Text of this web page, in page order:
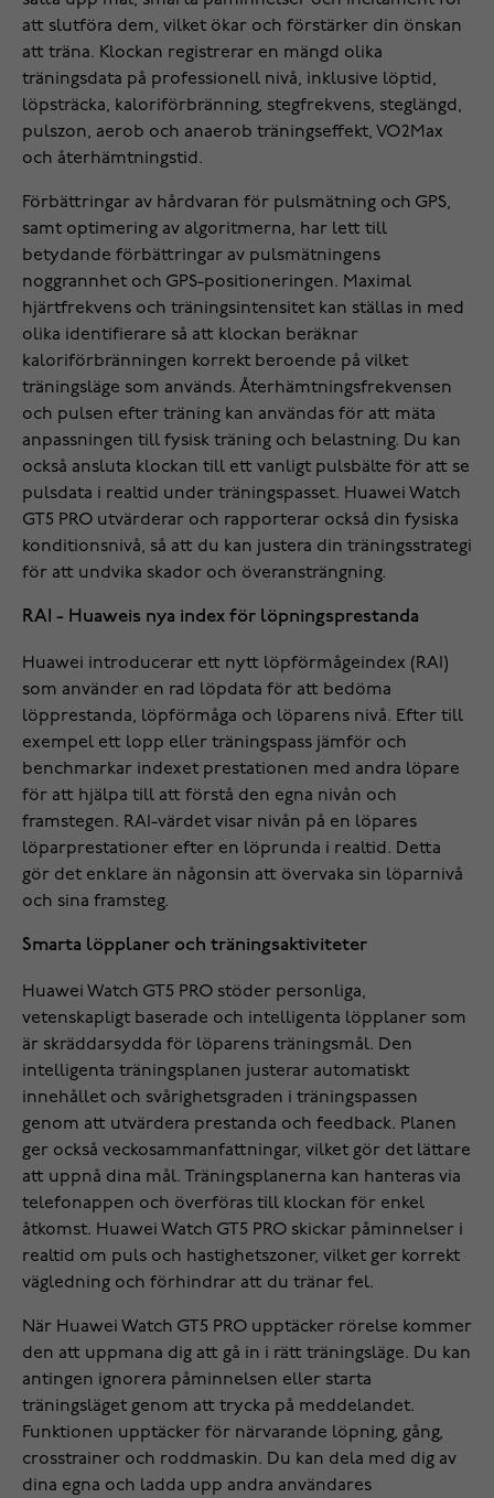
att slutföra dem, vilket ökar och förstärker din önskan
att träna. Klockan registrerar en mängd olika
träningsdata på professionell nivå, inklusive löptid,
löpsträcka, kaloriförbränning, stegfrekvens, steglängd,
pulszon, aerob och anaerob träningseffekt, VO2Max
och återhämtningstid.
Förbättringar av hårdvaran för pulsmätning och GPS,
samt optimering av algoritmerna, har lett till
betydande förbättringar av pulsmätningens
noggrannhet och GPS-positioneringen. Maximal
hjärtfrekvens och träningsintensitet kan ställas in med
olika identifierare så att klockan beräknar
kaloriförbränningen korrekt beroende på vilket
träningsläge som används. Återhämtningsfrekvensen
och pulsen efter träning kan användas för att mäta
anpassningen till fysisk träning och belastning. Du kan
också ansluta klockan till ett vanligt pulsbälte för att se
pulsdata i realtid under träningspasset. Huawei Watch
GT5 PRO utvärderar och rapporterar också din fysiska
konditionsnivå, så att du kan justera din träningsstrategi
för att undvika skador och överansträngning.
RAI - Huaweis nya index för löpningsprestanda
Huawei introducerar ett nytt löpförmågeindex (RAI)
som använder en rad löpdata för att bedöma
löpprestanda, löpförmåga och löparens nivå. Efter till
exempel ett lopp eller träningspass jämför och
benchmarkar indexet prestationen med andra löpare
för att hjälpa till att förstå den egna nivån och
framstegen. RAI-värdet visar nivån på en löpares
löparprestationer efter en löprunda i realtid. Detta
gör det enklare än någonsin att övervaka sin löparnivå
och sina framsteg.
Smarta löpplaner och träningsaktiviteter
Huawei Watch GT5 PRO stöder personliga,
vetenskapligt baserade och intelligenta löpplaner som
är skräddarsydda för löparens träningsmål. Den
intelligenta träningsplanen justerar automatiskt
innehållet och svårighetsgraden i träningspassen
genom att utvärdera prestanda och feedback. Planen
ger också veckosammanfattningar, vilket gör det lättare
att uppnå dina mål. Träningsplanerna kan hanteras via
telefonappen och överföras till klockan för enkel
åtkomst. Huawei Watch GT5 PRO skickar påminnelser i
realtid om puls och hastighetszoner, vilket ger korrekt
vägledning och förhindrar att du tränar fel.
När Huawei Watch GT5 PRO upptäcker rörelse kommer
den att uppmana dig att gå in i rätt träningsläge. Du kan
antingen ignorera påminnelsen eller starta
träningsläget genom att trycka på meddelandet.
Funktionen upptäcker för närvarande löpning, gång,
crosstrainer och roddmaskin. Du kan dela med dig av
dina egna och ladda upp andra användares